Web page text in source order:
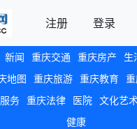
注册 登录
新闻 重庆交通 重庆房产 生
地图 重庆旅游 重庆教育
务 重庆法律 医院 文化艺
健康